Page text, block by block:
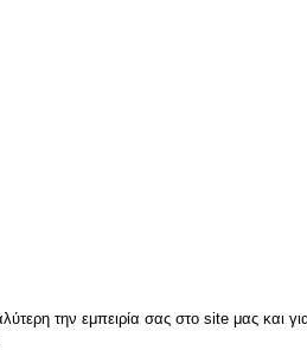
την εμπειρία σας στο site μας και